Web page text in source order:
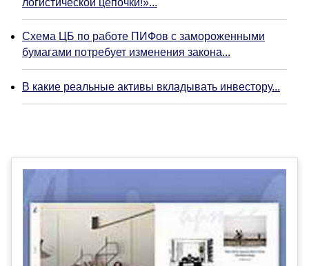
Схема ЦБ по работе ПИФов с замороженными
бумагами потребует изменения закона...
В какие реальные активы вкладывать инвестору...